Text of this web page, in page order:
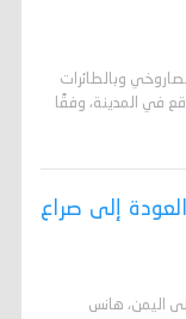
وبالطائرات
في المدينة، وفقًا
إلى صراع
اليمن، هانس